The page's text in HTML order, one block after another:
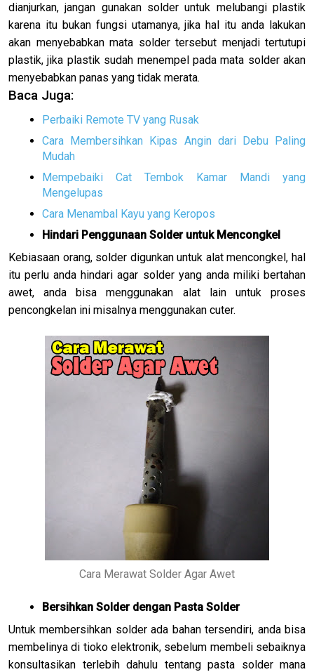
dianjurkan, jangan gunakan solder untuk melubangi plastik
karena itu bukan fungsi utamanya, jika hal itu anda lakukan
akan menyebabkan mata solder tersebut menjadi tertutupi
plastik, jika plastik sudah menempel pada mata solder akan
menyebabkan panas yang tidak merata.
Baca Juga:
Perbaiki Remote TV yang Rusak
Cara Membersihkan Kipas Angin dari Debu Paling
Mudah
Mempebaiki Cat Tembok Kamar Mandi yang
Mengelupas
Cara Menambal Kayu yang Keropos
Hindari Penggunaan Solder untuk Mencongkel
Kebiasaan orang, solder digunkan untuk alat mencongkel, hal
itu perlu anda hindari agar solder yang anda miliki bertahan
awet, anda bisa menggunakan alat lain untuk proses
pencongkelan ini misalnya menggunakan cuter.
Cara Merawat Solder Agar Awet
Bersihkan Solder dengan Pasta Solder
Untuk membersihkan solder ada bahan tersendiri, anda bisa
membelinya di tioko elektronik, sebelum membeli sebaiknya
konsultasikan terlebih dahulu tentang pasta solder mana